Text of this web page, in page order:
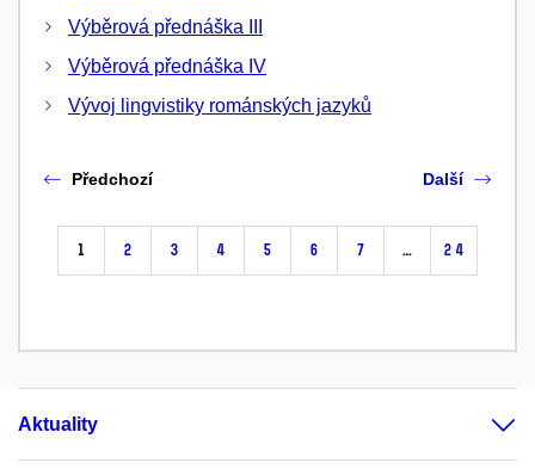
Výběrová přednáška III
Výběrová přednáška IV
Vývoj lingvistiky románských jazyků
Předchozí
1 2 3 4 5 6 7 … 24
Další
Aktuality